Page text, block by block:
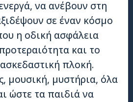
να ανέβουν στη
σε έναν κόσμο
η οδική ασφάλεια
και το
πλοκή.
μουσική, μυστήρια, όλα
ώστε τα παιδιά να